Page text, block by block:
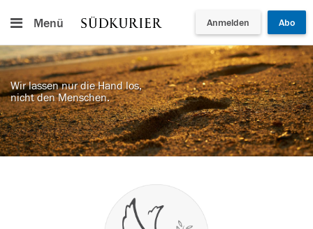
Menü Anmelden Abo
Wir lassen nur die Hand los,
nicht den Menschen.